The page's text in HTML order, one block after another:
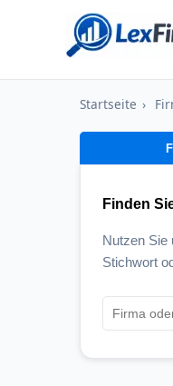
Startseite ›
Finden
Nutzen Sie
Stichwort